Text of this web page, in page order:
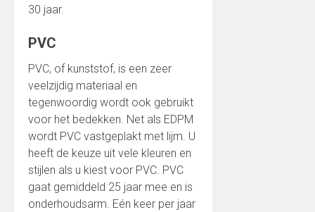
30 jaar.
PVC
PVC, of kunststof, is een zeer
veelzijdig materiaal en
tegenwoordig wordt ook gebruikt
voor het bedekken. Net als EDPM
wordt PVC vastgeplakt met lijm. U
heeft de keuze uit vele kleuren en
stijlen als u kiest voor PVC. PVC
gaat gemiddeld 25 jaar mee en is
onderhoudsarm. Eén keer per jaar